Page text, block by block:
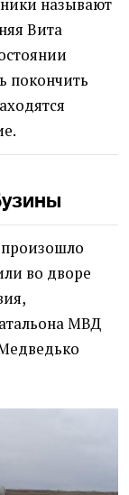
называют
Вита
покончить
во дворе
МВД